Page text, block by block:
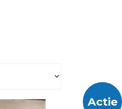
Actie